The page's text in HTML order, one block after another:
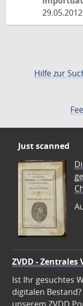
29.05.2012
Hilfe zur
Just scanned
ZVDD -
Ist Ihr gesuchtes
digitalen